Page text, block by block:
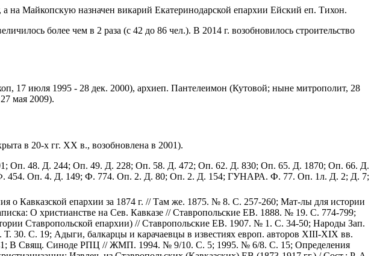
Майкопскую назначен викарий Екатеринодарской епархии Ейский еп. Тихон.
более чем в 2 раза (с 42 до 86 чел.). В 2014 г. возобновилось строительство
17 июля 1995 - 28 дек. 2000), архиеп. Пантелеимон (Кутовой; ныне митрополит, 28
мая 2009).
в 20-х гг. XX в., возобновлена в 2001).
48. Д. 244; Оп. 49. Д. 228; Оп. 58. Д. 472; Оп. 62. Д. 830; Оп. 65. Д. 1870; Оп. 66. Д.
Оп. 4. Д. 149; Ф. 774. Оп. 2. Д. 80; Оп. 2. Д. 154; ГУНАРА. Ф. 77. Оп. 1л. Д. 2; Д. 7;
о Кавказской епархии за 1874 г. // Там же. 1875. № 8. С. 257-260; Мат-лы для истории
О христианстве на Сев. Кавказе // Ставропольские ЕВ. 1888. № 19. С. 774-799;
Ставропольской епархии) // Ставропольские ЕВ. 1907. № 1. С. 34-50; Народы Зап.
30. С. 19; Адыги, балкарцы и карачаевцы в известиях европ. авторов XIII-XIX вв.
В Свящ. Синоде РПЦ // ЖМП. 1994. № 9/10. С. 5; 1995. № 6/8. С. 15; Определения